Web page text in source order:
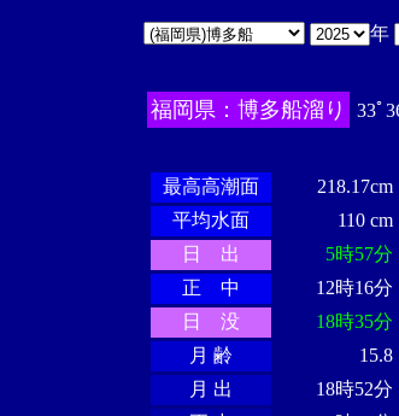
年
福岡県：博多船溜り 33ﾟ
最高高潮面
218.17cm
平均水面
110 cm
日 出
5時57分
正 中
12時16分
日 没
18時35分
月 齢
15.8
月 出
18時52分